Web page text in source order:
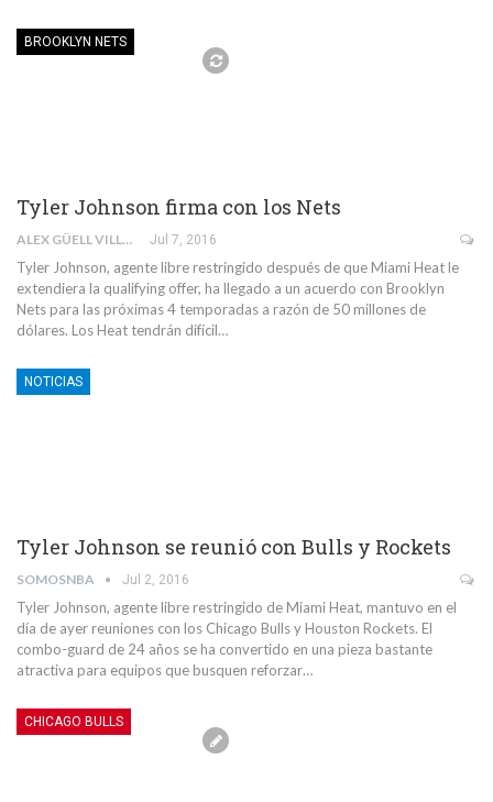
BROOKLYN NETS
Tyler Johnson firma con los Nets
ALEX GÜELL VILLAR Jul 7, 2016
Tyler Johnson, agente libre restringido después de que Miami Heat le
extendiera la qualifying offer, ha llegado a un acuerdo con Brooklyn
Nets para las próximas 4 temporadas a razón de 50 millones de
dólares. Los Heat tendrán difícil…
NOTICIAS
Tyler Johnson se reunió con Bulls y Rockets
SOMOSNBA Jul 2, 2016
Tyler Johnson, agente libre restringido de Miami Heat, mantuvo en el
día de ayer reuniones con los Chicago Bulls y Houston Rockets. El
combo-guard de 24 años se ha convertido en una pieza bastante
atractiva para equipos que busquen reforzar…
CHICAGO BULLS